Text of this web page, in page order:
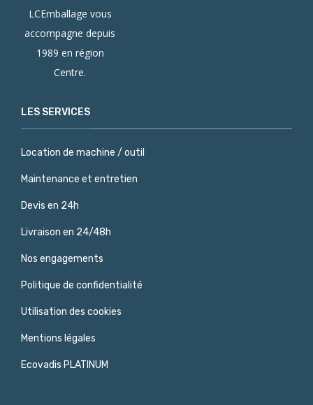
LCEmballage vous
accompagne depuis
1989 en région
Centre.
LES SERVICES
Location de machine / outil
Maintenance et entretien
Devis en 24h
Livraison en 24/48h
Nos engagements
Politique de confidentialité
Utilisation des cookies
Mentions légales
Ecovadis PLATINUM